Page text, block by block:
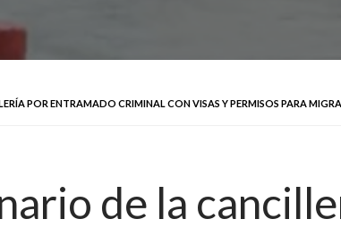
POR ENTRAMADO CRIMINAL CON VISAS Y PERMISOS PARA
de la